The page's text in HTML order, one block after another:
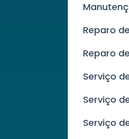
Reparo
Reparo
Serviço
Serviço
Serviço